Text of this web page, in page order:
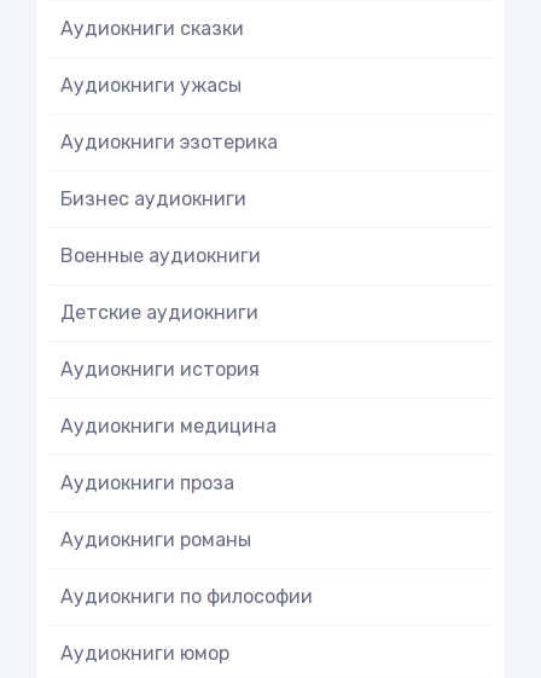
Аудиокниги сказки
Аудиокниги ужасы
Аудиокниги эзотерика
Бизнес аудиокниги
Военные аудиокниги
Детские аудиокниги
Аудиокниги история
Аудиокниги медицина
Аудиокниги проза
Аудиокниги романы
Аудиокниги по философии
Аудиокниги юмор